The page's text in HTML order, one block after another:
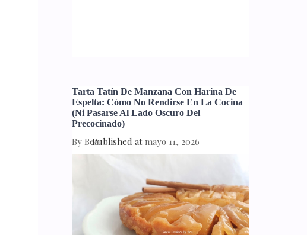
Tarta Tatín De Manzana Con Harina De
Espelta: Cómo No Rendirse En La Cocina
(ni Pasarse Al Lado Oscuro Del
Precocinado)
By BeaPublished at mayo 11, 2026